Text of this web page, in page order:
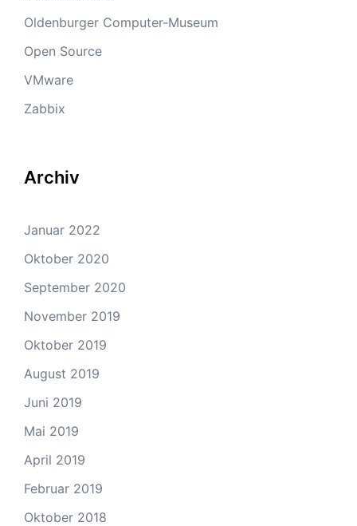
Oldenburger Computer-Museum
Open Source
VMware
Zabbix
Archiv
Januar 2022
Oktober 2020
September 2020
November 2019
Oktober 2019
August 2019
Juni 2019
Mai 2019
April 2019
Februar 2019
Oktober 2018